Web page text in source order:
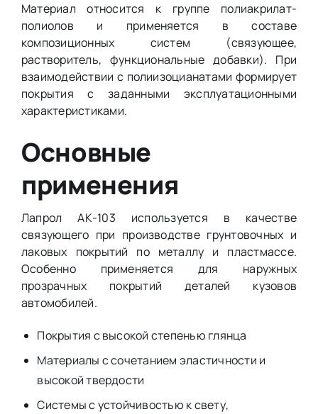
Материал относится к группе полиакрилат-
полиолов и применяется в составе
композиционных систем (связующее,
растворитель, функциональные добавки). При
взаимодействии с полиизоцианатами формирует
покрытия с заданными эксплуатационными
характеристиками.
Основные
применения
Лапрол АК-103 используется в качестве
связующего при производстве грунтовочных и
лаковых покрытий по металлу и пластмассе.
Особенно применяется для наружных
прозрачных покрытий деталей кузовов
автомобилей.
Покрытия с высокой степенью глянца
Материалы с сочетанием эластичности и
высокой твердости
Системы с устойчивостью к свету,